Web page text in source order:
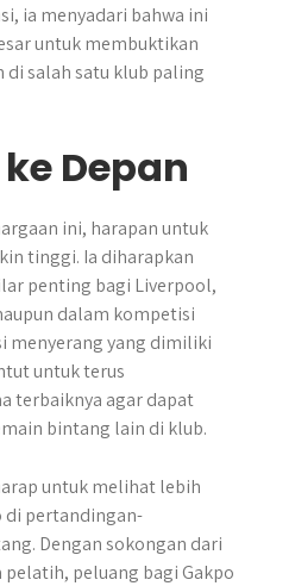
ia menyadari bahwa ini
untuk membuktikan
di salah satu klub paling
Depan
ini, harapan untuk
tinggi. Ia diharapkan
penting bagi Liverpool,
dalam kompetisi
menyerang yang dimiliki
untuk terus
terbaiknya agar dapat
bintang lain di klub.
untuk melihat lebih
di pertandingan-
Dengan sokongan dari
peluang bagi Gakpo